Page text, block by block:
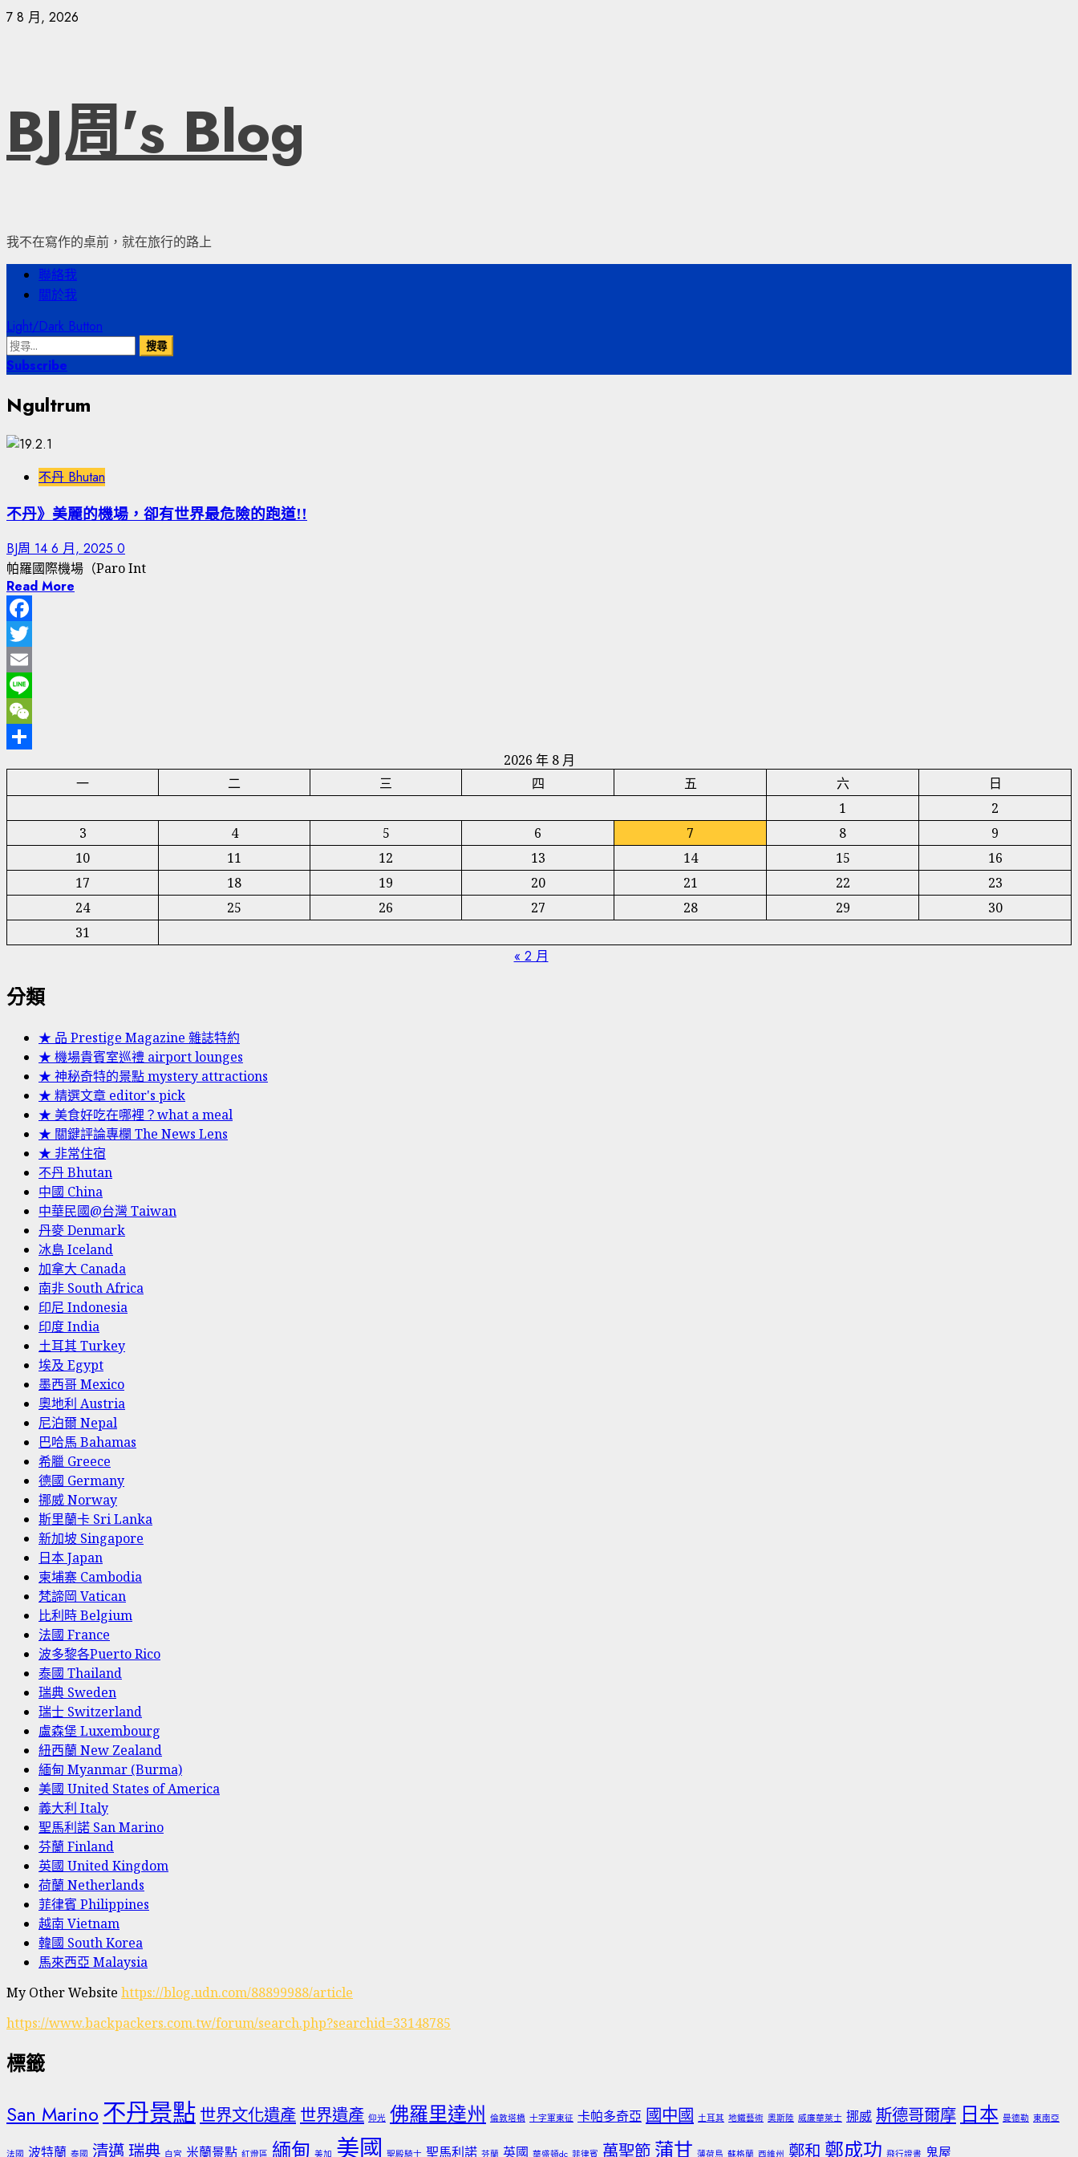
Skip
7 8 月, 2026
BJ周's Blog
我不在寫作的桌前，就在旅行的路上
Primary
Menu
聯絡我
關於我
Light/Dark Button
搜
尋
鍵
Subscribe
Ngultrum
不丹 Bhutan
不丹》美麗的機場，卻有世界最危險的跑道!!
BJ周 14 6 月, 2025 0
帕羅國際機場（Paro Int
Read More
Facebook
Twitter
Email
Line
WeChat
2026 年 8 月
一
二 三 四 五 六
日
1
2
3
4 5 6 7 8
9
10
11 12 13 14 15
16
17
18 19 20 21 22
23
24
25 26 27 28 29
30
31
« 2 月
分類
★ 品 Prestige Magazine 雜誌特約
★ 機場貴賓室巡禮 airport lounges
★ 神秘奇特的景點 mystery attractions
★ 精選文章 editor's pick
★ 美食好吃在哪裡？what a meal
★ 關鍵評論專欄 The News Lens
★ 非常住宿
不丹 Bhutan
中國 China
中華民國@台灣 Taiwan
丹麥 Denmark
冰島 Iceland
加拿大 Canada
南非 South Africa
印尼 Indonesia
印度 India
土耳其 Turkey
埃及 Egypt
墨西哥 Mexico
奧地利 Austria
尼泊爾 Nepal
巴哈馬 Bahamas
希臘 Greece
德國 Germany
挪威 Norway
斯里蘭卡 Sri Lanka
新加坡 Singapore
日本 Japan
柬埔寨 Cambodia
梵諦岡 Vatican
比利時 Belgium
法國 France
波多黎各Puerto Rico
泰國 Thailand
瑞典 Sweden
瑞士 Switzerland
盧森堡 Luxembourg
紐西蘭 New Zealand
緬甸 Myanmar (Burma)
美國 United States of America
義大利 Italy
聖馬利諾 San Marino
芬蘭 Finland
英國 United Kingdom
荷蘭 Netherlands
菲律賓 Philippines
越南 Vietnam
韓國 South Korea
馬來西亞 Malaysia
My Other Website https://blog.udn.com/88899988/article
https://www.backpackers.com.tw/forum/search.php?searchid=33148785
標籤
San Marino 不丹景點 世界文化遺產 世界遺產 仰光 佛羅里達州 倫敦塔橋 十字軍東征 卡帕多奇亞 國中國 土耳其 地鐵藝術 奧斯陸 威廉華萊士 挪威 斯德哥爾摩 日本 曼德勒 東南亞
法國 波特蘭 泰國 清邁 瑞典 白宮 米蘭景點 紅燈區 緬甸 美加 美國 聖殿騎士 聖馬利諾 芬蘭 英國 華盛頓dc 菲律賓 萬聖節 蒲甘 薄荷島 蘇格蘭 西維州 鄭和 鄭成功 飛行證書 鬼屋